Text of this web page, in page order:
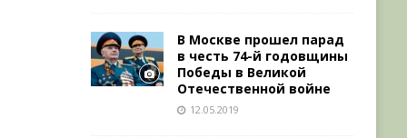
В Москве прошел парад
в честь 74-й годовщины
Победы в Великой
Отечественной войне
12.05.2019